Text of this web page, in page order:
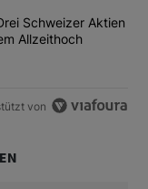
Zurich Insurance:
Schweizer Aktien
Allzeithoch
von